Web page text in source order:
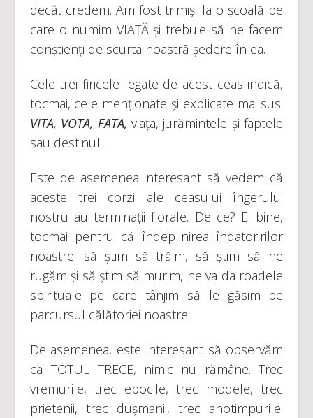
decât credem. Am fost trimiși la o școală pe
care o numim VIAȚĂ și trebuie să ne facem
conștienți de scurta noastră ședere în ea.
Cele trei firicele legate de acest ceas indică,
tocmai, cele menționate și explicate mai sus:
VITA, VOTA, FATA, viața, jurămintele și faptele
sau destinul.
Este de asemenea interesant să vedem că
aceste trei corzi ale ceasului îngerului
nostru au terminații florale. De ce? Ei bine,
tocmai pentru că îndeplinirea îndatoririlor
noastre: să știm să trăim, să știm să ne
rugăm și să știm să murim, ne va da roadele
spirituale pe care tânjim să le găsim pe
parcursul călătoriei noastre.
De asemenea, este interesant să observăm
că TOTUL TRECE, nimic nu rămâne. Trec
vremurile, trec epocile, trec modele, trec
prietenii, trec dușmanii, trec anotimpurile: